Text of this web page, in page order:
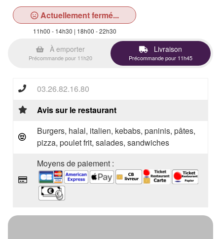
Actuellement fermé...
11h00 - 14h30 | 18h00 - 22h30
À emporter
Précommande pour 11h20
Livraison
Précommande pour 11h45
03.26.82.16.80
Avis sur le restaurant
Burgers, halal, italien, kebabs, paninis, pâtes,
pizza, poulet frit, salades, sandwiches
Moyens de paiement :